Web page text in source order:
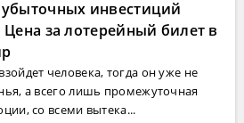
инвестиций
за лотерейный билет в
человека, тогда он уже не
а всего лишь промежуточная
со всеми вытека...